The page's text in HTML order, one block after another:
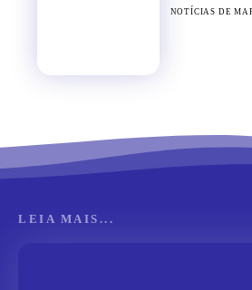
NOTÍCIAS DE
LEIA MAIS...